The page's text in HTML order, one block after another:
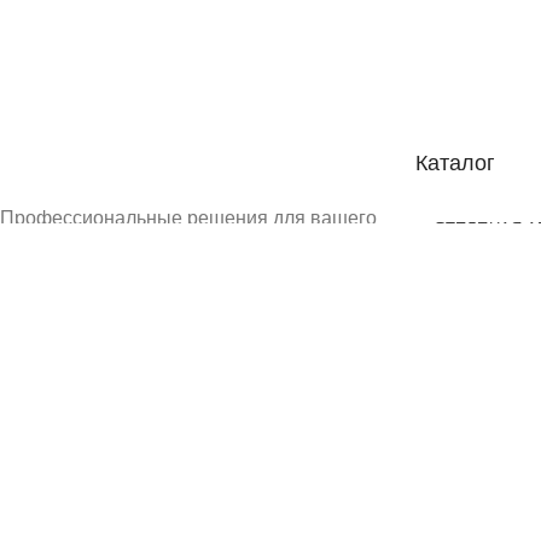
Профессиональные решения для вашего
Каталог